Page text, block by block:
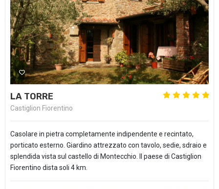
LA TORRE
Castiglion Fiorentino
Casolare in pietra completamente indipendente e recintato,
porticato esterno. Giardino attrezzato con tavolo, sedie, sdraio e
splendida vista sul castello di Montecchio. Il paese di Castiglion
Fiorentino dista soli 4 km.